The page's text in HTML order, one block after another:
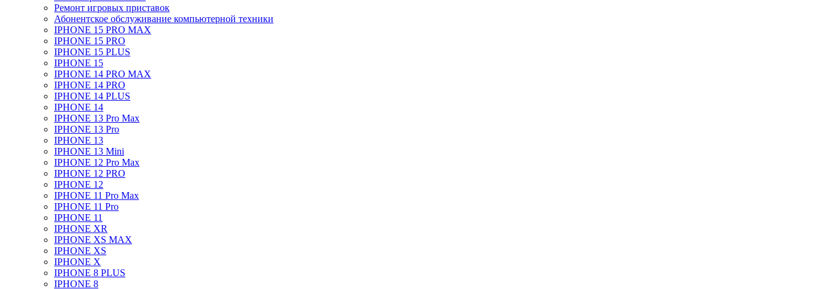
Ремонт игровых приставок
Абонентское обслуживание компьютерной техники
IPHONE 15 PRO MAX
IPHONE 15 PRO
IPHONE 15 PLUS
IPHONE 15
IPHONE 14 PRO MAX
IPHONE 14 PRO
IPHONE 14 PLUS
IPHONE 14
IPHONE 13 Pro Max
IPHONE 13 Pro
IPHONE 13
IPHONE 13 Mini
IPHONE 12 Pro Max
IPHONE 12 PRO
IPHONE 12
IPHONE 11 Pro Max
IPHONE 11 Pro
IPHONE 11
IPHONE XR
IPHONE XS MAX
IPHONE XS
IPHONE X
IPHONE 8 PLUS
IPHONE 8